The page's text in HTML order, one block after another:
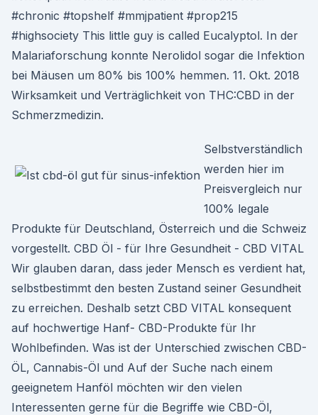
#chronic #topshelf #mmjpatient #prop215
#highsociety This little guy is called Eucalyptol. In der
Malariaforschung konnte Nerolidol sogar die Infektion
bei Mäusen um 80% bis 100% hemmen. 11. Okt. 2018
Wirksamkeit und Verträglichkeit von THC:CBD in der
Schmerzmedizin.
Selbstverständlich
werden hier im
Preisvergleich nur
100% legale
Produkte für Deutschland, Österreich und die Schweiz
vorgestellt. CBD Öl - für Ihre Gesundheit - CBD VITAL
Wir glauben daran, dass jeder Mensch es verdient hat,
selbstbestimmt den besten Zustand seiner Gesundheit
zu erreichen. Deshalb setzt CBD VITAL konsequent
auf hochwertige Hanf- CBD-Produkte für Ihr
Wohlbefinden. Was ist der Unterschied zwischen CBD-
ÖL, Cannabis-Öl und Auf der Suche nach einem
geeignetem Hanföl möchten wir den vielen
Interessenten gerne für die Begriffe wie CBD-Öl,